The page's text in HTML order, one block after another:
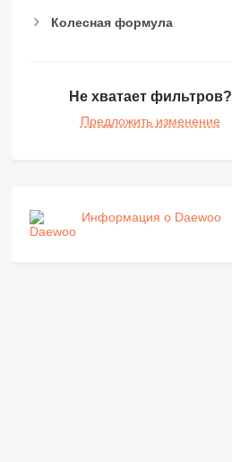
Колесная формула
Не хватает фильтров?
Предложить изменение
Информация о Daewoo